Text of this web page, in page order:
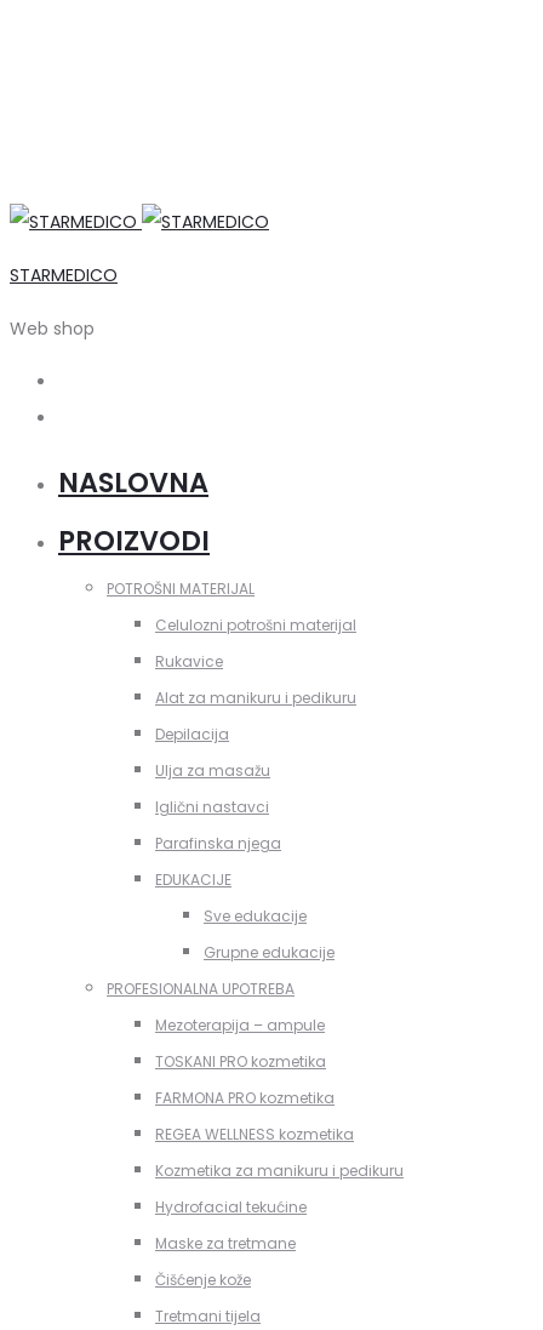
STARMEDICO
Web shop
NASLOVNA
PROIZVODI
POTROŠNI MATERIJAL
Celulozni potrošni materijal
Rukavice
Alat za manikuru i pedikuru
Depilacija
Ulja za masažu
Iglični nastavci
Parafinska njega
EDUKACIJE
Sve edukacije
Grupne edukacije
PROFESIONALNA UPOTREBA
Mezoterapija – ampule
TOSKANI PRO kozmetika
FARMONA PRO kozmetika
REGEA WELLNESS kozmetika
Kozmetika za manikuru i pedikuru
Hydrofacial tekućine
Maske za tretmane
Čišćenje kože
Tretmani tijela